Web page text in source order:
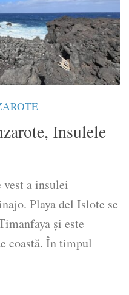
Insulele
vest a insulei
Playa del Islote se
și este
coastă. În timpul